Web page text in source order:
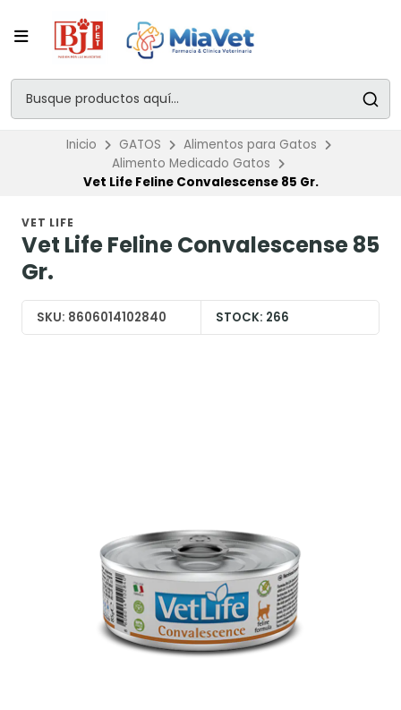
Inicio GATOS
Alimentos para Gatos
Alimento Medicado Gatos
Vet Life Feline Convalescense 85 Gr.
VET LIFE
Vet Life Feline Convalescense 85
Gr.
SKU: 8606014102840 STOCK: 266